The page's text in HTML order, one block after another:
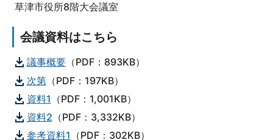
草津市役所8階大会議室
会議資料はこちら
議事概要（PDF：893KB）
次第（PDF：197KB）
資料1 （PDF：1,001KB）
資料2 （PDF：3,332KB）
参考資料1 （PDF：302KB）